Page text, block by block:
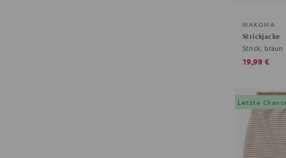
MAKOMA
Strickjacke
Strick, braun
19,99 €
Letzte